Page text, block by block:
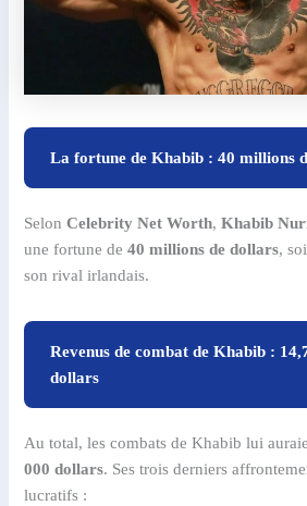
La fortune de Khabib : 40 millions
SelonCelebrity Net Worth,Khabib
une fortune de40 millions de dollars,
son rival irlandais.
Revenus de combat de Khabib :
dollars
Au total, les combats de Khabib lui
000 dollars. Ses trois derniers
lucratifs :